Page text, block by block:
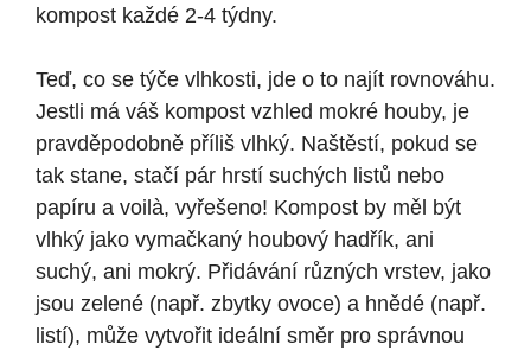
kompost každé 2-4 týdny.
Teď, co se týče vlhkosti, jde o to najít rovnováhu.
Jestli má váš kompost vzhled mokré houby, je
pravděpodobně příliš vlhký. Naštěstí, pokud se
tak stane, stačí pár hrstí suchých listů nebo
papíru a voilà, vyřešeno! Kompost by měl být
vlhký jako vymačkaný houbový hadřík, ani
suchý, ani mokrý. Přidávání různých vrstev, jako
jsou zelené (např. zbytky ovoce) a hnědé (např.
listí), může vytvořit ideální směr pro správnou